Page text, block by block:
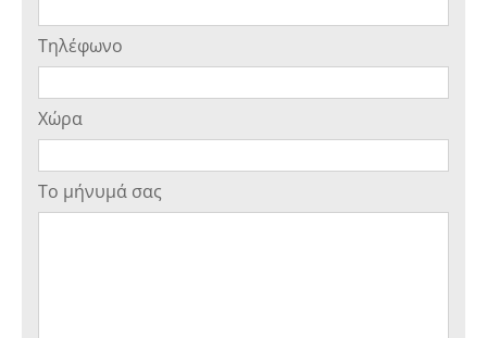
Τηλέφωνο
Χώρα
Το μήνυμά σας